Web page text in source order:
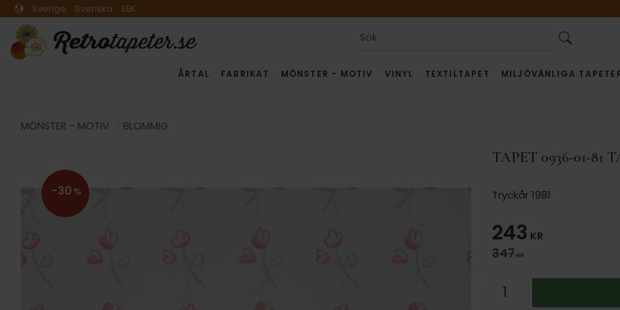
Sverige Svenska SEK
ÅRTAL FABRIKAT MÖNSTER - MOTIV VINYL TEXTILTAPET MILJÖVÄNLIGA
MÖNSTER - MOTIV BLOMMIG
TAPET 0936-01-81
Tryckår 1981
30 %
Nedsatt pris:
243 KR
Ordinarie pris:
347KR